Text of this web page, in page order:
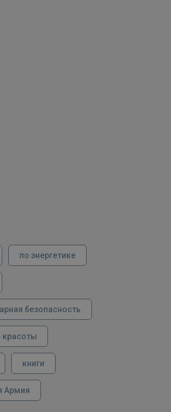
по энергетике
безопасность
красоты
книги
Армия